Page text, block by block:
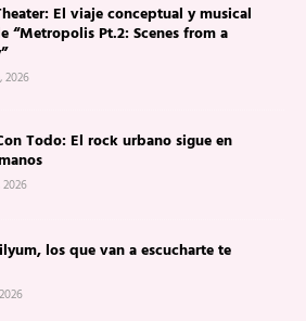
El viaje conceptual y musical
“Metropolis Pt.2: Scenes from a
2026
Todo: El rock urbano sigue en
los que van a escucharte te